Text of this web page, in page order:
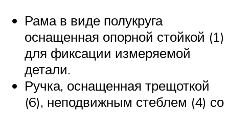
Рама в виде полукруга
оснащенная опорной стойкой (1)
для фиксации измеряемой
детали.
Ручка, оснащенная трещоткой
(6), неподвижным стеблем (4) со